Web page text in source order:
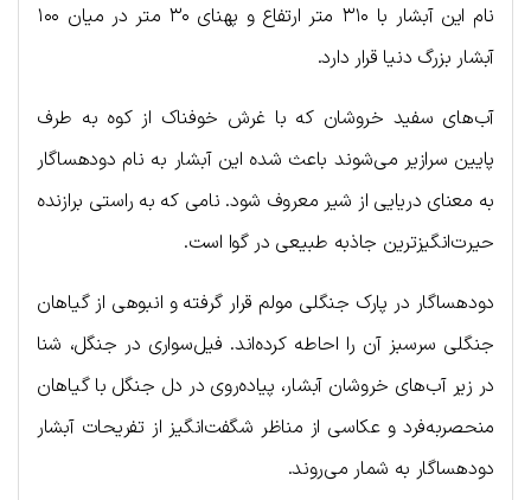
نام این آبشار با ۳۱۰ متر ارتفاع و پهنای ۳۰ متر در میان ۱۰۰
آبشار بزرگ دنیا قرار دارد.
آب‌های سفید خروشان که با غرش خوفناک از کوه به طرف
پایین سرازیر می‌شوند باعث شده این آبشار به نام دودهساگار
به معنای دریایی از شیر معروف شود. نامی که به راستی برازنده
حیرت‌انگیزترین جاذبه طبیعی در گوا است.
دودهساگار در پارک جنگلی مولم قرار گرفته و انبوهی از گیاهان
جنگلی سرسبز آن را احاطه کرده‌اند. فیل‌سواری در جنگل، شنا
در زیر آب‌های خروشان آبشار، پیاده‌روی در دل جنگل با گیاهان
منحصربه‌فرد و عکاسی از مناظر شگفت‌انگیز از تفریحات آبشار
دودهساگار به شمار می‌روند.